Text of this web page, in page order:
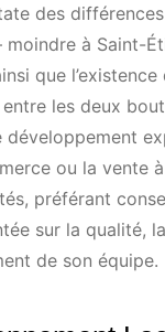
des
moindre à Saint-
que l’existence
les deux
développement
ou la vente
préférant
sur la qualité,
de son équipe.